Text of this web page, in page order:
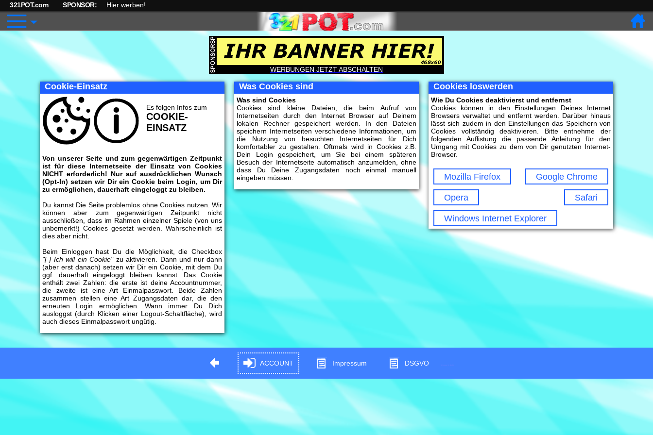
321POT.com SPONSOR: Hier werben!
WERBUNGEN JETZT ABSCHALTEN
Cookie-Einsatz
Es folgen Infos zum
COOKIE-
EINSATZ
Von unserer Seite und zum gegenwärtigen Zeitpunkt
ist für diese Internetseite der Einsatz von Cookies
NICHT erforderlich! Nur auf ausdrücklichen Wunsch
(Opt-In) setzen wir Dir ein Cookie beim Login, um Dir
zu ermöglichen, dauerhaft eingeloggt zu bleiben.
Du kannst Die Seite problemlos ohne Cookies nutzen. Wir
können aber zum gegenwärtigen Zeitpunkt nicht
ausschließen, dass im Rahmen einzelner Spiele (von uns
unbemerkt!) Cookies gesetzt werden. Wahrscheinlich ist
dies aber nicht.
Beim Einloggen hast Du die Möglichkeit, die Checkbox
"[ ] Ich will ein Cookie"zu aktivieren. Dann und nur dann
(aber erst danach) setzen wir Dir ein Cookie, mit dem Du
ggf. dauerhaft eingeloggt bleiben kannst. Das Cookie
enthält zwei Zahlen: die erste ist deine Accountnummer,
die zweite ist eine Art Einmalpasswort. Beide Zahlen
zusammen stellen eine Art Zugangsdaten dar, die den
erneuten Login ermöglichen. Wann immer Du Dich
ausloggst (durch Klicken einer Logout-Schaltfläche), wird
auch dieses Einmalpasswort ungütig.
Was Cookies sind
Was sind Cookies
Cookies sind kleine Dateien, die beim Aufruf von
Internetseiten durch den Internet Browser auf Deinem
lokalen Rechner gespeichert werden. In den Dateien
speichern Internetseiten verschiedene Informationen, um
die Nutzung von besuchten Internetseiten für Dich
komfortabler zu gestalten. Oftmals wird in Cookies z.B.
Dein Login gespeichert, um Sie bei einem späteren
Besuch der Internetseite automatisch anzumelden, ohne
dass Du Deine Zugangsdaten noch einmal manuell
eingeben müssen.
Cookies loswerden
Wie Du Cookies deaktivierst und entfernst
Cookies können in den Einstellungen Deines Internet
Browsers verwaltet und entfernt werden. Darüber hinaus
lässt sich zudem in den Einstellungen das Speichern von
Cookies vollständig deaktivieren. Bitte entnehme der
folgenden Auflistung die passende Anleitung für den
Umgang mit Cookies zu dem von Dir genutzten Internet-
Browser.
Mozilla Firefox Google Chrome
Opera Safari
Windows Internet Explorer
ACCOUNT Impressum DSGVO Hypnose in Berlin